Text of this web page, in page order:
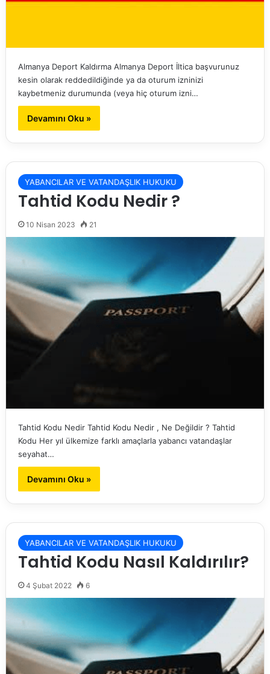
Almanya Deport Kaldırma Almanya Deport İltica başvurunuz
kesin olarak reddedildiğinde ya da oturum izninizi
kaybetmeniz durumunda (veya hiç oturum izni…
Devamını Oku »
YABANCILAR VE VATANDAŞLIK HUKUKU
Tahtid Kodu Nedir ?
10 Nisan 2023 21
Tahtid Kodu Nedir Tahtid Kodu Nedir , Ne Değildir ? Tahtid
Kodu Her yıl ülkemize farklı amaçlarla yabancı vatandaşlar
seyahat…
Devamını Oku »
YABANCILAR VE VATANDAŞLIK HUKUKU
Tahtid Kodu Nasıl Kaldırılır?
4 Şubat 2022 6